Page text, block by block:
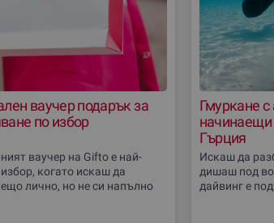
ваучер подарък за
по избор
ваучер на Gifto е най-
когато искаш да
лично, но не си напълно
най-много. Вместо да
Гмуркане с
начинаещи
Гърция
Искаш да
дишаш под
дайвинг е